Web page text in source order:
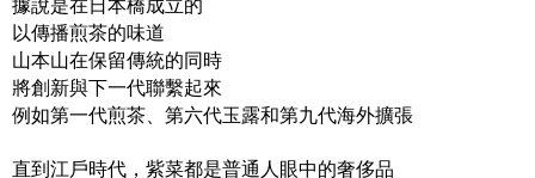
以傳播煎茶的味道
山本山在保留傳統的同時
將創新與下一代聯繫起來
例如第一代煎茶、第六代玉露和第九代海外擴張
直到江戶時代，紫菜都是普通人眼中的奢侈品